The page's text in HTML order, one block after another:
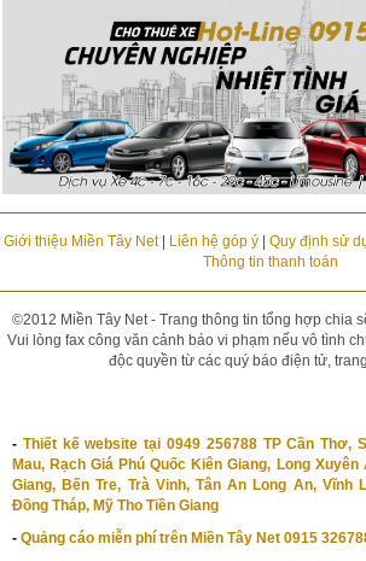
Giới thiệu Miền Tây Net| Liên hệ góp ý| Quy định sử
Thông tin thanh toán
©2012 Miền Tây Net - Trang thông tin tổng hợp chia
Vui lòng fax công văn cảnh báo vi phạm nếu vô tình
độc quyền từ các quý báo điện tử,
- Thiết kế website tại 0949 256788 TP Cần Thơ,
Mau, Rạch Giá Phú Quốc Kiên Giang, Long Xuyên
Giang, Bến Tre, Trà Vinh, Tân An Long An, Vĩnh
Đồng Tháp, Mỹ Tho Tiền Giang
- Quảng cáo miễn phí trên Miền Tây Net 0915